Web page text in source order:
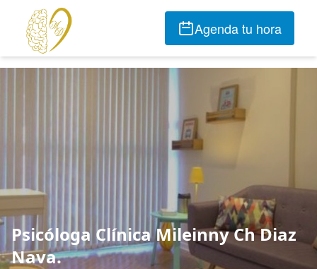
Agenda tu hora
Psicóloga Clínica Mileinny Ch Diaz
Nava.